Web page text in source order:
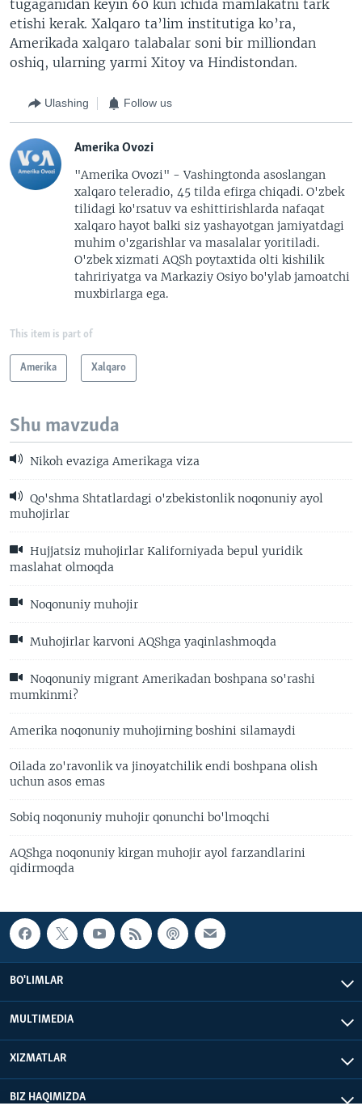
tugaganidan keyin 60 kun ichida mamlakatni tark
etishi kerak. Xalqaro ta’lim institutiga ko’ra,
Amerikada xalqaro talabalar soni bir milliondan
oshiq, ularning yarmi Xitoy va Hindistondan.
Ulashing Follow us
Amerika Ovozi
"Amerika Ovozi" - Vashingtonda asoslangan
xalqaro teleradio, 45 tilda efirga chiqadi. O'zbek
tilidagi ko'rsatuv va eshittirishlarda nafaqat
xalqaro hayot balki siz yashayotgan jamiyatdagi
muhim o'zgarishlar va masalalar yoritiladi.
O'zbek xizmati AQSh poytaxtida olti kishilik
tahririyatga va Markaziy Osiyo bo'ylab jamoatchi
muxbirlarga ega.
This item is part of
Amerika Xalqaro
Shu mavzuda
Nikoh evaziga Amerikaga viza
Qo'shma Shtatlardagi o'zbekistonlik noqonuniy ayol
muhojirlar
Hujjatsiz muhojirlar Kaliforniyada bepul yuridik
maslahat olmoqda
Noqonuniy muhojir
Muhojirlar karvoni AQShga yaqinlashmoqda
Noqonuniy migrant Amerikadan boshpana so'rashi
mumkinmi?
Amerika noqonuniy muhojirning boshini silamaydi
Oilada zo'ravonlik va jinoyatchilik endi boshpana olish
uchun asos emas
Sobiq noqonuniy muhojir qonunchi bo'lmoqchi
AQShga noqonuniy kirgan muhojir ayol farzandlarini
qidirmoqda
BO'LIMLAR
MULTIMEDIA
XIZMATLAR
BIZ HAQIMIZDA